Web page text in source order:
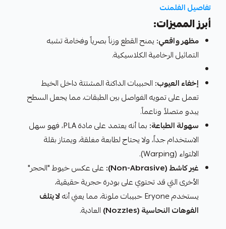
تفاصيل الفلمنت
أبرز المميزات:
مظهر واقعي: يمنح القطع وزناً بصرياً وفخامة تشبه
التماثيل الرخامية الكلاسيكية.
إخفاء العيوب: الحبيبات الداكنة المشتتة داخل الخيط
تعمل على تمويه الفواصل بين الطبقات، مما يجعل السطح
يبدو متصلاً وناعماً.
سهولة الطباعة:
بما أنه يعتمد على مادة PLA، فهو سهل
الاستخدام جداً، ولا يحتاج لطابعة مغلقة، ويمتاز بقلة
الالتواء (Warping).
غير كاشط (Non-Abrasive):
على عكس خيوط "الحجر"
الأخرى التي قد تحتوي على بودرة حجرية حقيقية،
يستخدم Eryone حبيبات ملونة، مما يعني أنه
لا يتلف
الفوهات النحاسية (Nozzles)
العادية.